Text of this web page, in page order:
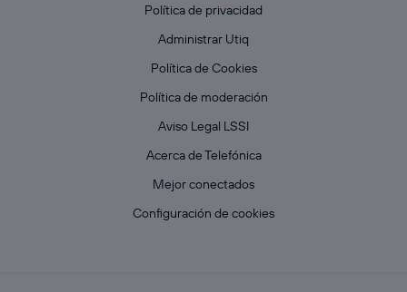
Política de privacidad
Administrar Utiq
Política de Cookies
Política de moderación
Aviso Legal LSSI
Acerca de Telefónica
Mejor conectados
Configuración de cookies